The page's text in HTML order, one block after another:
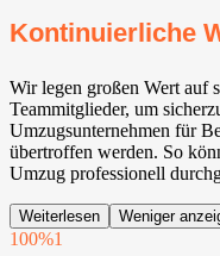
Kontinuierliche
Wir legen großen Wert auf
Teammitglieder, um
Umzugsunternehmen für
übertroffen werden. So
Umzug professionell
Weiterlesen Weniger
100%1